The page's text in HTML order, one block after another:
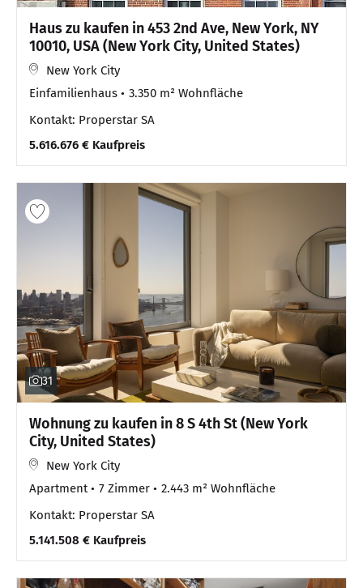
Haus zu kaufen in 453 2nd Ave, New York, NY
10010, USA (New York City, United States)
New York City
Einfamilienhaus
3.350 m² Wohnfläche
Kontakt: Properstar SA
5.616.676 € Kaufpreis
31
Wohnung zu kaufen in 8 S 4th St (New York
City, United States)
New York City
Apartment
7 Zimmer
2.443 m² Wohnfläche
Kontakt: Properstar SA
5.141.508 € Kaufpreis